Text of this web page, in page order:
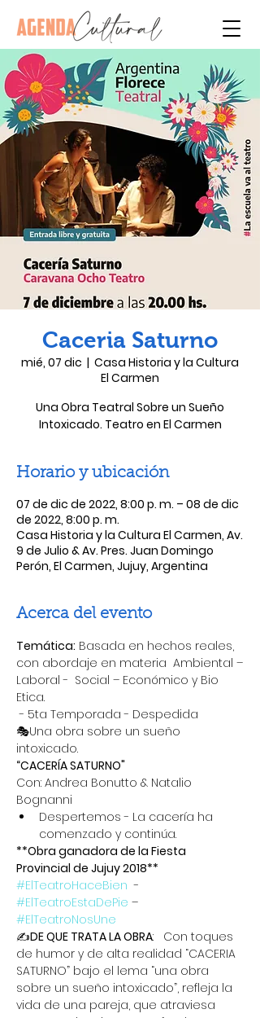
Caceria Saturno
mié, 07 dic
  |
Casa Historia y la Cultura
El Carmen
Una Obra Teatral Sobre un Sueño
Intoxicado. Teatro en El Carmen
Horario y ubicación
07 de dic de 2022, 8:00 p. m. – 08 de dic
de 2022, 8:00 p. m.
Casa Historia y la Cultura El Carmen, Av.
9 de Julio & Av. Pres. Juan Domingo
Perón, El Carmen, Jujuy, Argentina
Acerca del evento
Temática: Basada en hechos reales,
con abordaje en materia  Ambiental –
Laboral -  Social – Económico y Bio
Etica.
- 5ta Temporada - Despedida
🎭Una obra sobre un sueño
intoxicado.
“CACERÍA SATURNO"
Con: Andrea Bonutto & Natalio
Bognanni
Despertemos - La cacería ha
comenzado y continúa.
**Obra ganadora de la Fiesta
Provincial de Jujuy 2018**
#ElTeatroHaceBien -
#ElTeatroEstaDePie –
#ElTeatroNosUne
✍DE QUE TRATA LA OBRA:   Con toques
de humor y de alta realidad “CACERIA
SATURNO” bajo el lema “una obra
sobre un sueño intoxicado”, refleja la
vida de una pareja, que atraviesa